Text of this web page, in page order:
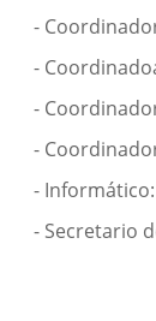
-
-
-
-
-
- Secretario